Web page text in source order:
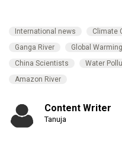
International news Climate
Ganga River
Global Warming
China Scientists
Water
Amazon River
Content Writer
Tanuja